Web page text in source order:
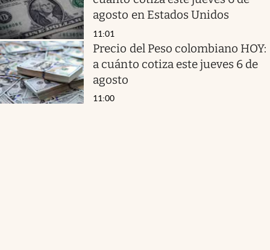
agosto en Estados Unidos
11:01
Precio del Peso colombiano HOY:
a cuánto cotiza este jueves 6 de
agosto
11:00